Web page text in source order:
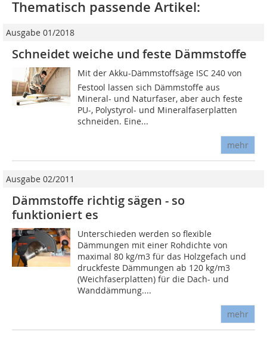
Thematisch passende Artikel:
Ausgabe 01/2018
Schneidet weiche und feste Dämmstoffe
Mit der Akku-Dämmstoffsäge ISC 240 von
Festool lassen sich Dämmstoffe aus
Mineral- und Naturfaser, aber auch feste
PU-, Polystyrol- und Mineralfaserplatten
schneiden. Eine...
mehr
Ausgabe 02/2011
Dämmstoffe richtig sägen - so
funktioniert es
Unterschieden werden so flexible
Dämmungen mit einer Rohdichte von
maximal 80 kg/m3 für das Holzgefach und
druckfeste Dämmungen ab 120 kg/m3
(Weichfaserplatten) für die Dach- und
Wanddämmung....
mehr